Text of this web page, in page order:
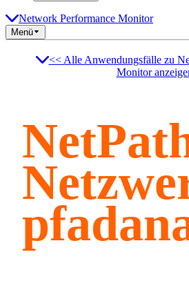
Network Performance Monitor
Menü
<< Alle Anwendungsfälle zu
Monitor